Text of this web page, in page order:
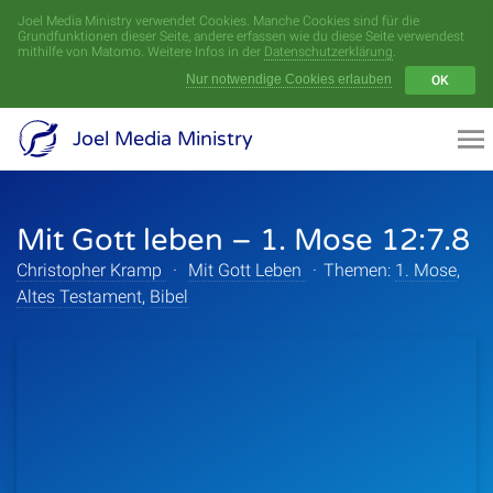
Joel Media Ministry verwendet Cookies. Manche Cookies sind für die
Grundfunktionen dieser Seite, andere erfassen wie du diese Seite verwendest
mithilfe von Matomo. Weitere Infos in der Datenschutzerklärung.
Nur notwendige Cookies erlauben
OK
Joel Media Ministry
Mit Gott leben – 1. Mose 12:7.8
Christopher Kramp · Mit Gott Leben · Themen: 1. Mose,
Altes Testament, Bibel
Menü
Videoarchiv
Serien